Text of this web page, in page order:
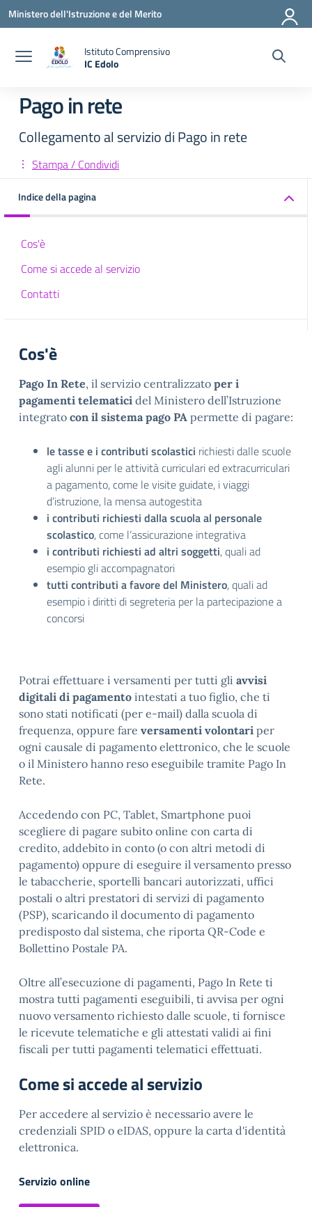
Vai ai contenuti
Vai al menu di navigazione
Vai al footer
Ministero dell'Istruzione e del Merito
Istituto Comprensivo
IC Edolo
Pago in rete
Collegamento al servizio di Pago in rete
Stampa / Condividi
Indice della pagina
Cos'è
Come si accede al servizio
Contatti
Cos'è
Pago In Rete, il servizio centralizzato per i
pagamenti telematici del Ministero dell’Istruzione
integrato con il sistema pago PA permette di pagare:
le tasse e i contributi scolastici richiesti dalle scuole
agli alunni per le attività curriculari ed extracurriculari
a pagamento, come le visite guidate, i viaggi
d’istruzione, la mensa autogestita
i contributi richiesti dalla scuola al personale
scolastico, come l’assicurazione integrativa
i contributi richiesti ad altri soggetti, quali ad
esempio gli accompagnatori
tutti contributi a favore del Ministero, quali ad
esempio i diritti di segreteria per la partecipazione a
concorsi
Potrai effettuare i versamenti per tutti gli avvisi
digitali di pagamento intestati a tuo figlio, che ti
sono stati notificati (per e-mail) dalla scuola di
frequenza, oppure fare versamenti volontari per
ogni causale di pagamento elettronico, che le scuole
o il Ministero hanno reso eseguibile tramite Pago In
Rete.
Accedendo con PC, Tablet, Smartphone puoi
scegliere di pagare subito online con carta di
credito, addebito in conto (o con altri metodi di
pagamento) oppure di eseguire il versamento presso
le tabaccherie, sportelli bancari autorizzati, uffici
postali o altri prestatori di servizi di pagamento
(PSP), scaricando il documento di pagamento
predisposto dal sistema, che riporta QR-Code e
Bollettino Postale PA.
Oltre all’esecuzione di pagamenti, Pago In Rete ti
mostra tutti pagamenti eseguibili, ti avvisa per ogni
nuovo versamento richiesto dalle scuole, ti fornisce
le ricevute telematiche e gli attestati validi ai fini
fiscali per tutti pagamenti telematici effettuati.
Come si accede al servizio
Per accedere al servizio è necessario avere le
credenziali SPID o eIDAS, oppure la carta d'identità
elettronica.
Servizio online